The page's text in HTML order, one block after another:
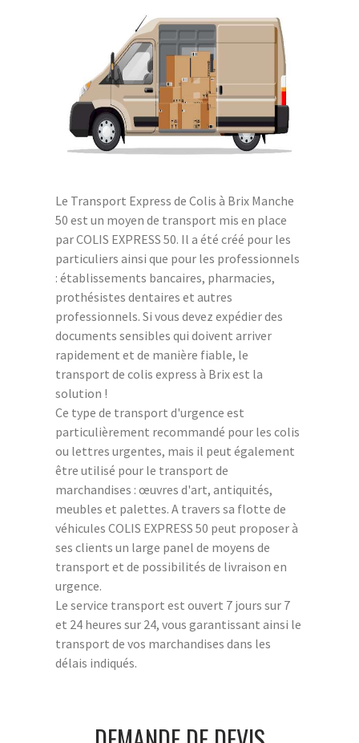
Le Transport Express de Colis à Brix Manche
50 est un moyen de transport mis en place
par COLIS EXPRESS 50. Il a été créé pour les
particuliers ainsi que pour les professionnels
: établissements bancaires, pharmacies,
prothésistes dentaires et autres
professionnels. Si vous devez expédier des
documents sensibles qui doivent arriver
rapidement et de manière fiable, le
transport de colis express à Brix est la
solution !
Ce type de transport d'urgence est
particulièrement recommandé pour les colis
ou lettres urgentes, mais il peut également
être utilisé pour le transport de
marchandises : œuvres d'art, antiquités,
meubles et palettes. A travers sa flotte de
véhicules COLIS EXPRESS 50 peut proposer à
ses clients un large panel de moyens de
transport et de possibilités de livraison en
urgence.
Le service transport est ouvert 7 jours sur 7
et 24 heures sur 24, vous garantissant ainsi le
transport de vos marchandises dans les
délais indiqués.